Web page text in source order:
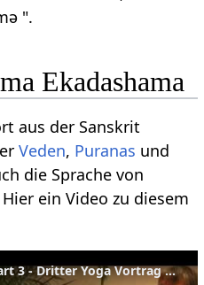
".
Ekadashama
aus der Sanskrit
Veden, Puranas und
die Sprache von
Hier ein Video zu diesem
Yoga Talk with Narayani part 3 - Dritter Yoga Vortrag mit Narayani English-Deutsch Part 3 of 4